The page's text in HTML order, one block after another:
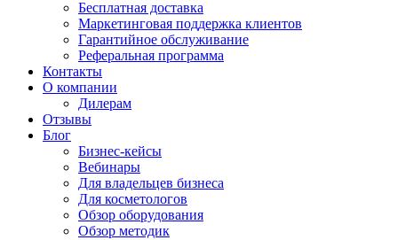
Бесплатная доставка
Маркетинговая поддержка клиентов
Гарантийное обслуживание
Реферальная программа
Контакты
О компании
Дилерам
Отзывы
Блог
Бизнес-кейсы
Вебинары
Для владельцев бизнеса
Для косметологов
Обзор оборудования
Обзор методик